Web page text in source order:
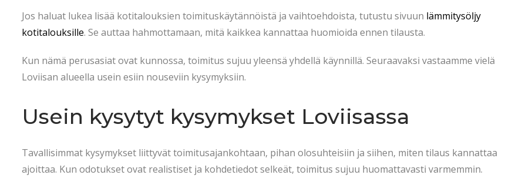
Jos haluat lukea lisää kotitalouksien toimituskäytännöistä ja vaihtoehdoista, tutustu sivuun lämmitysöljy
kotitalouksille. Se auttaa hahmottamaan, mitä kaikkea kannattaa huomioida ennen tilausta.
Kun nämä perusasiat ovat kunnossa, toimitus sujuu yleensä yhdellä käynnillä. Seuraavaksi vastaamme vielä
Loviisan alueella usein esiin nouseviin kysymyksiin.
Usein kysytyt kysymykset Loviisassa
Tavallisimmat kysymykset liittyvät toimitusajankohtaan, pihan olosuhteisiin ja siihen, miten tilaus kannattaa
ajoittaa. Kun odotukset ovat realistiset ja kohdetiedot selkeät, toimitus sujuu huomattavasti varmemmin.